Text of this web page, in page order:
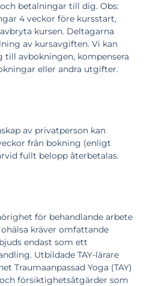
betalningar till dig. Obs:
4 veckor före kursstart,
kursen. Deltagarna
av kursavgiften. Vi kan
till avbokningen, kompensera
eller andra utgifter.
av privatperson kan
från bokning (enligt
fullt belopp återbetalas.
för behandlande arbete
kräver omfattande
endast som ett
Utbildade TAY-lärare
Traumaanpassad Yoga (TAY)
försiktighetsåtgärder som